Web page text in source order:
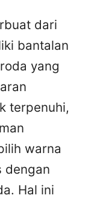
dari
bantalan
yang
terpenuhi,
warna
dengan
Hal ini